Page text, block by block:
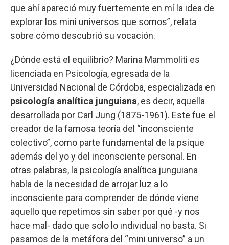
que ahí apareció muy fuertemente en mí la idea de
explorar los mini universos que somos”, relata
sobre cómo descubrió su vocación.
¿Dónde está el equilibrio? Marina Mammoliti es
licenciada en Psicología, egresada de la
Universidad Nacional de Córdoba, especializada en
psicología analítica junguiana, es decir, aquella
desarrollada por Carl Jung (1875-1961). Este fue el
creador de la famosa teoría del “inconsciente
colectivo”, como parte fundamental de la psique
además del yo y del inconsciente personal. En
otras palabras, la psicología analítica junguiana
habla de la necesidad de arrojar luz a lo
inconsciente para comprender de dónde viene
aquello que repetimos sin saber por qué -y nos
hace mal- dado que solo lo individual no basta. Si
pasamos de la metáfora del “mini universo” a un